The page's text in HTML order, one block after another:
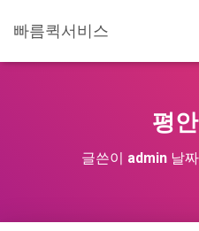
빠름퀵서비스
평
글쓴이 admin날짜